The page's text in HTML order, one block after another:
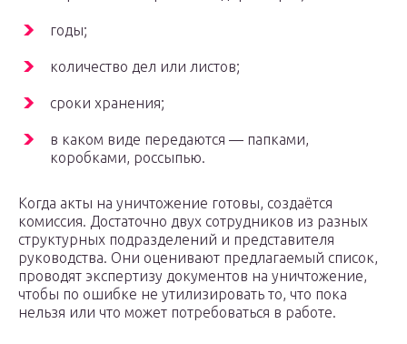
годы;
количество дел или листов;
сроки хранения;
в каком виде передаются — папками,
коробками, россыпью.
Когда акты на уничтожение готовы, создаётся
комиссия. Достаточно двух сотрудников из разных
структурных подразделений и представителя
руководства. Они оценивают предлагаемый список,
проводят экспертизу документов на уничтожение,
чтобы по ошибке не утилизировать то, что пока
нельзя или что может потребоваться в работе.